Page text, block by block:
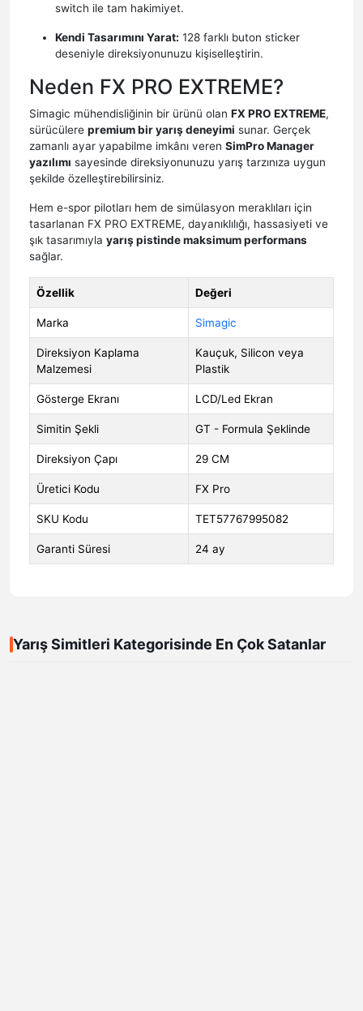
switch ile tam hakimiyet.
Kendi Tasarımını Yarat: 128 farklı buton sticker
deseniyle direksiyonunuzu kişiselleştirin.
Neden FX PRO EXTREME?
Simagic mühendisliğinin bir ürünü olan FX PRO EXTREME,
sürücülere premium bir yarış deneyimi sunar. Gerçek
zamanlı ayar yapabilme imkânı veren SimPro Manager
yazılımı sayesinde direksiyonunuzu yarış tarzınıza uygun
şekilde özelleştirebilirsiniz.
Hem e-spor pilotları hem de simülasyon meraklıları için
tasarlanan FX PRO EXTREME, dayanıklılığı, hassasiyeti ve
şık tasarımıyla yarış pistinde maksimum performans
sağlar.
Özellik Değeri
Marka Simagic
Direksiyon Kaplama
Malzemesi
Kauçuk, Silicon veya
Plastik
Gösterge Ekranı LCD/Led Ekran
Simitin Şekli GT - Formula Şeklinde
Direksiyon Çapı 29 CM
Üretici Kodu FX Pro
SKU Kodu TET57767995082
Garanti Süresi 24 ay
Yarış Simitleri Kategorisinde En Çok Satanlar